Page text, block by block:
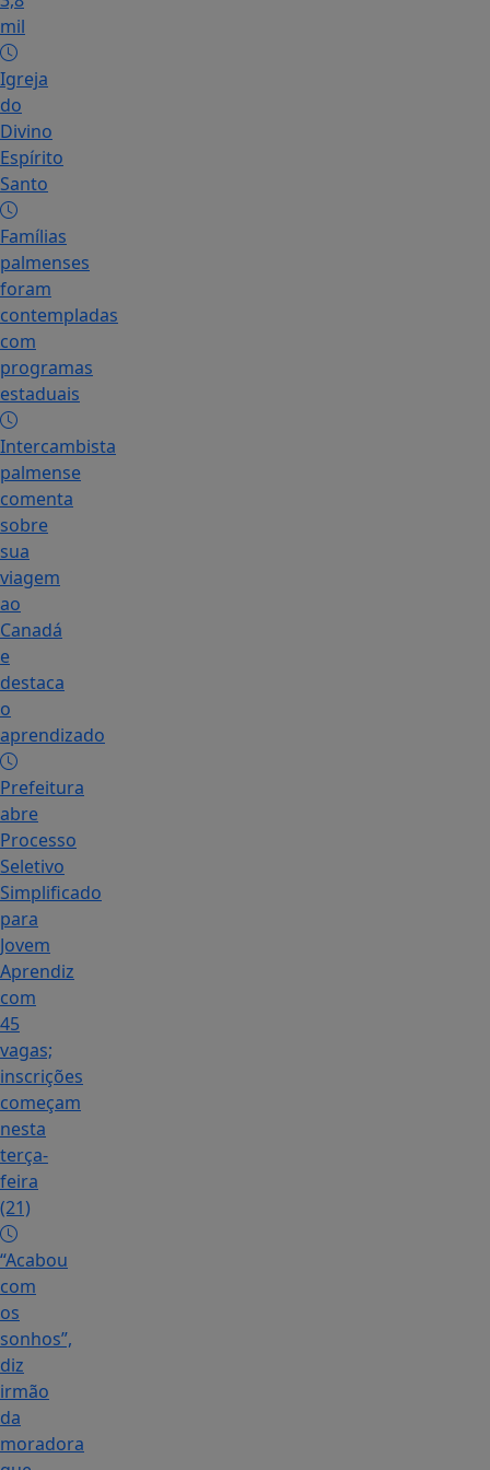
mil
Igreja
do
Divino
Espírito
Santo
Famílias
palmenses
foram
contempladas
com
programas
estaduais
Intercambista
palmense
comenta
sobre
sua
viagem
ao
Canadá
e
destaca
o
aprendizado
Prefeitura
abre
Processo
Seletivo
Simplificado
para
Jovem
Aprendiz
com
45
vagas;
inscrições
começam
nesta
terça-
feira
(21)
“Acabou
com
os
sonhos”,
diz
irmão
da
moradora